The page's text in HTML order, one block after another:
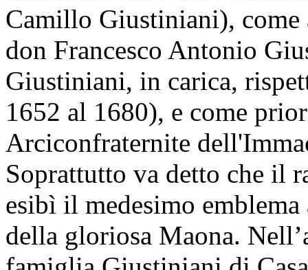
Camillo Giustiniani),
don Francesco Antonio
Giustiniani, in carica,
1652 al 1680), e come
Arciconfraternite
Soprattutto va detto che il
esibì il medesimo
della gloriosa Maona.